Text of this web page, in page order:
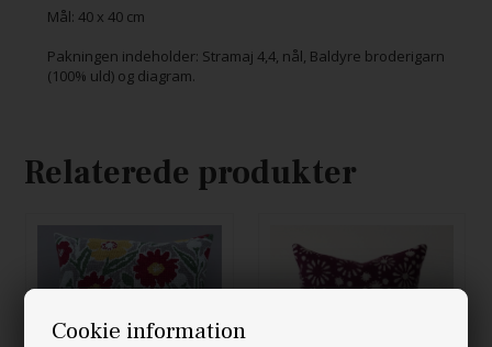
Cookie information
Mål: 40 x 40 cm
Pakningen indeholder: Stramaj 4,4, nål, Baldyre broderigarn
(100% uld) og diagram.
Relaterede produkter